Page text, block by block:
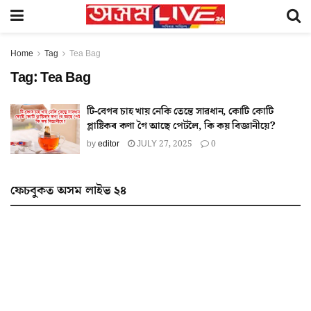
Home Tag Tea Bag
Tag:Tea Bag
টি-বেগৰ চাহ খায় নেকি তেন্তে সাৱধান, কোটি কোটি
প্লাষ্টিকৰ কণা গৈ আছে পেটলৈ, কি কয় বিজ্ঞানীয়ে?
byeditor JULY 27, 2025 0
ফেচবুকত অসম লাইভ ২৪